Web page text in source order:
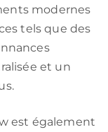
modernes
tels que des
et un
est également